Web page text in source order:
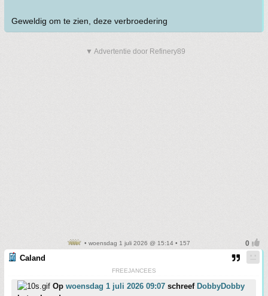
Geweldig om te zien, deze verbroedering
▼ Advertentie door Refinery89
• woensdag 1 juli 2026 @ 15:14 • 157
Caland
FREEJANCEES
Op woensdag 1 juli 2026 09:07 schreef DobbyDobby